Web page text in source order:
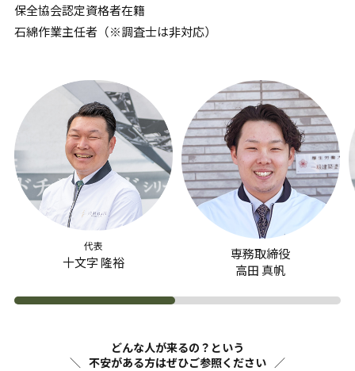
保全協会認定資格者在籍
石綿作業主任者（※調査士は非対応）
代表
十文字 隆裕
専務取締役
高田 真帆
どんな人が来るの？という
不安がある方はぜひご参照ください